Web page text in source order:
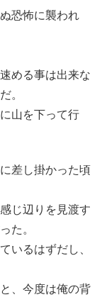
恐怖に襲われ
める事は出来な
。
山を下って行
差し掛かった頃
じ辺りを見渡す
た。
いるはずだし、
、今度は俺の背